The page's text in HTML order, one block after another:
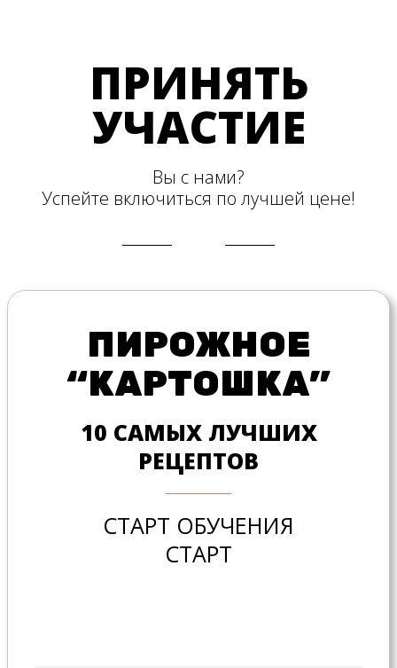
ПРИНЯТЬ
УЧАСТИЕ
Вы с нами?
Успейте включиться по лучшей цене!
ПИРОЖНОЕ
“КАРТОШКА”
10 САМЫХ ЛУЧШИХ
РЕЦЕПТОВ
СТАРТ ОБУЧЕНИЯ
СТАРТ